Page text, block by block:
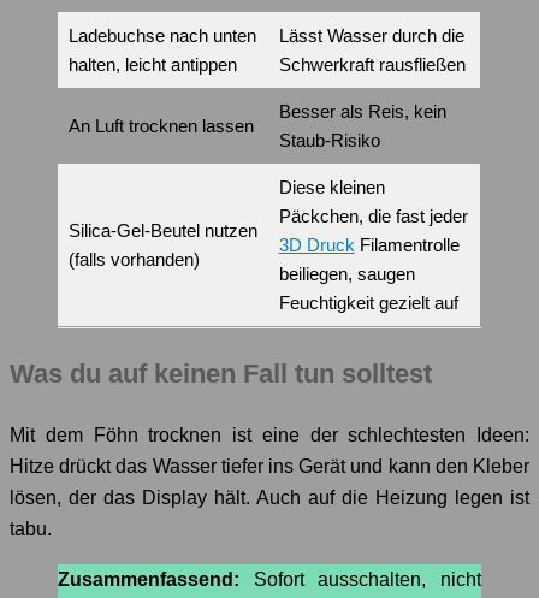
Ladebuchse nach unten
halten, leicht antippen
Lässt Wasser durch die
Schwerkraft rausfließen
An Luft trocknen lassen
Besser als Reis, kein
Staub-Risiko
Silica-Gel-Beutel nutzen
(falls vorhanden)
Diese kleinen
Päckchen, die fast jeder
3D Druck Filamentrolle
beiliegen, saugen
Feuchtigkeit gezielt auf
Was du auf keinen Fall tun solltest
Mit dem Föhn trocknen ist eine der schlechtesten Ideen:
Hitze drückt das Wasser tiefer ins Gerät und kann den Kleber
lösen, der das Display hält. Auch auf die Heizung legen ist
tabu.
Zusammenfassend: Sofort ausschalten, nicht